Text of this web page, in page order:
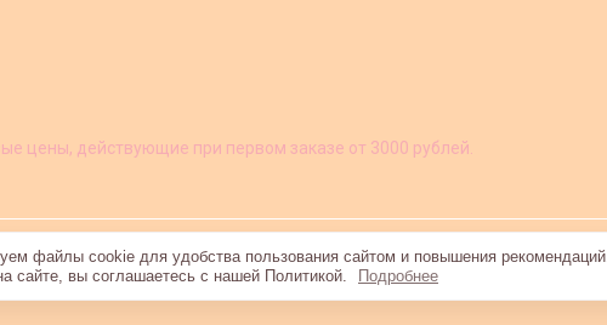
цены, действующие при первом заказе от 3000 рублей.
файлы cookie для удобства пользования сайтом и повышения рекомендаций.
сайте, вы соглашаетесь с нашей Политикой.
Подробнее